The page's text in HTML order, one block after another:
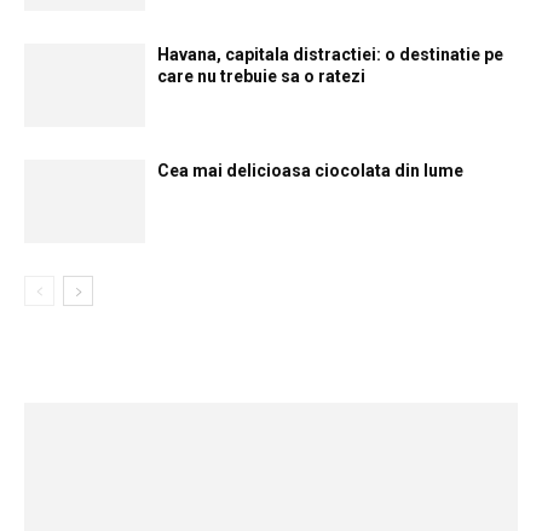
Havana, capitala distractiei: o destinatie pe
care nu trebuie sa o ratezi
Cea mai delicioasa ciocolata din lume